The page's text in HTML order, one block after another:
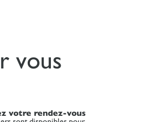
vous
votre rendez-vous